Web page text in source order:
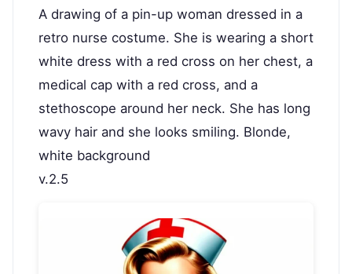
A drawing of a pin-up woman dressed in a
retro nurse costume. She is wearing a short
white dress with a red cross on her chest, a
medical cap with a red cross, and a
stethoscope around her neck. She has long
wavy hair and she looks smiling. Blonde,
white background
v.2.5